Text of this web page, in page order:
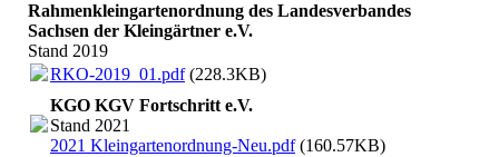
Rahmenkleingartenordnung des Landesverbandes
Sachsen der Kleingärtner e.V.
Stand 2019
RKO-2019_01.pdf(228.3KB)
KGO KGV Fortschritt e.V.
Stand 2021
2021 Kleingartenordnung-Neu.pdf(160.57KB)